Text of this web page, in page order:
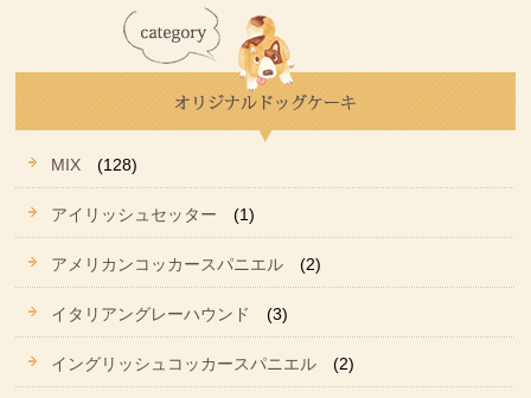
MIX (128)
アイリッシュセッター (1)
アメリカンコッカースパニエル (2)
イタリアングレーハウンド (3)
イングリッシュコッカースパニエル (2)